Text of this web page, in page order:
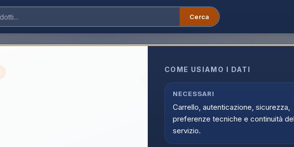
COME USIAMO I DATI
NECESSARI
Carrello, autenticazione, sicurezza,
preferenze tecniche e continuità del
servizio.
Cerca
Apple MacBook Air 2026 13" M5
Starlight MDHC4T/A